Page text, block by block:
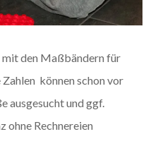
mit den Maßbändern für
Zahlen können schon vor
ausgesucht und ggf.
ohne Rechnereien